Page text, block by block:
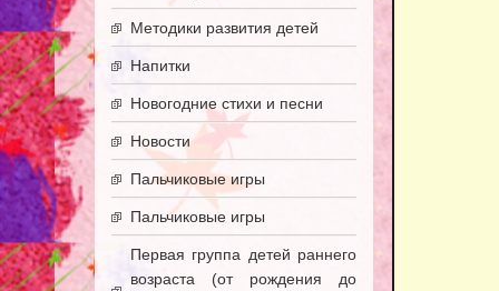
Методики развития детей
Напитки
Новогодние стихи и песни
Новости
Пальчиковые игры
Пальчиковые игры
Первая группа детей раннего
возраста (от рождения до